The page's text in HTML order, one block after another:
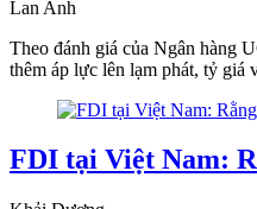
Lan Anh
Theo đánh giá của Ngân hàng
thêm áp lực lên lạm phát, tỷ
FDI tại Việt Nam: